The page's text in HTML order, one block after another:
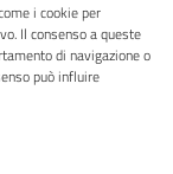
i cookie per
Il consenso a queste
di navigazione o
può influire